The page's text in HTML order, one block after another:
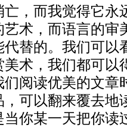
，而我觉得它永
术，而语言的审
替的。我们可以
术，我们都可以
阅读优美的文章
可以翻来覆去地
你某一天把你读